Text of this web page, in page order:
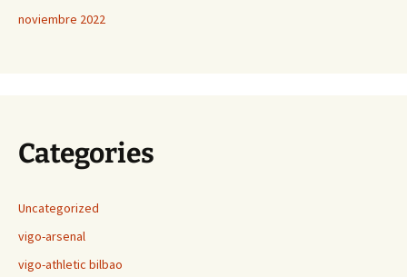
noviembre 2022
Categories
Uncategorized
vigo-arsenal
vigo-athletic bilbao